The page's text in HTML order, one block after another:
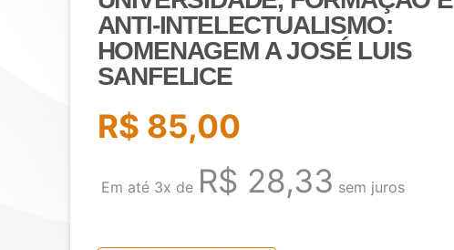
ANTI-INTELECTUALISMO:
HOMENAGEM A JOSÉ LUIS
SANFELICE
R$ 85,00
Em até 3x de R$ 28,33 sem juros